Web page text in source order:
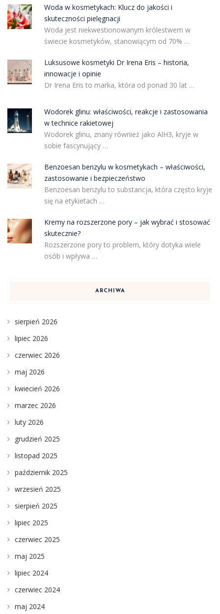
Woda w kosmetykach: Klucz do jakości i
skuteczności pielęgnacji
Woda jest niekwestionowanym królestwem w
świecie kosmetyków, stanowiącym od 70% …
Luksusowe kosmetyki Dr Irena Eris – historia,
innowacje i opinie
Dr Irena Eris to marka, która od ponad 30 lat …
Wodorek glinu: właściwości, reakcje i zastosowania
w technice rakietowej
Wodorek glinu, znany również jako AlH3, kryje w
sobie fascynujący …
Benzoesan benzylu w kosmetykach – właściwości,
zastosowanie i bezpieczeństwo
Benzoesan benzylu to substancja, która często kryje
się na etykietach …
Kremy na rozszerzone pory – jak wybrać i stosować
skutecznie?
Rozszerzone pory to problem, który dotyka wiele
osób i wpływa …
ARCHIWA
sierpień 2026
lipiec 2026
czerwiec 2026
maj 2026
kwiecień 2026
marzec 2026
luty 2026
grudzień 2025
listopad 2025
październik 2025
wrzesień 2025
sierpień 2025
lipiec 2025
czerwiec 2025
maj 2025
lipiec 2024
czerwiec 2024
maj 2024